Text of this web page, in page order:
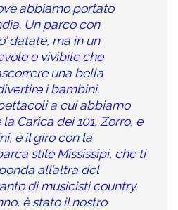
abbiamo portato
Un parco con
datate, ma in un
e vivibile che
una bella
i bambini.
a cui abbiamo
Carica dei 101, Zorro, e
e il giro con la
stile Mississipi, che ti
all’altra del
di musicisti country.
è stato il nostro